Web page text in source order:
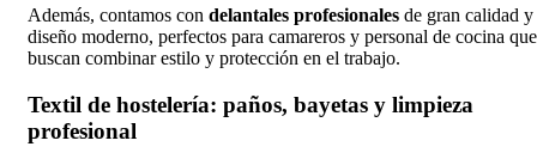
Además, contamos con delantales profesionales de gran calidad y
diseño moderno, perfectos para camareros y personal de cocina que
buscan combinar estilo y protección en el trabajo.
Textil de hostelería: paños, bayetas y limpieza
profesional